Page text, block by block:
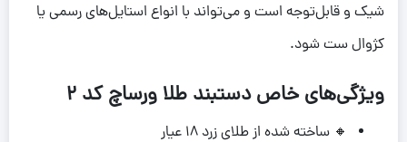
شیک و قابل‌توجه است و می‌تواند با انواع استایل‌های رسمی یا
کژوال ست شود.
ویژگی‌های خاص دستبند طلا ورساچ کد 2
🔸 ساخته شده از طلای زرد ۱۸ عیار